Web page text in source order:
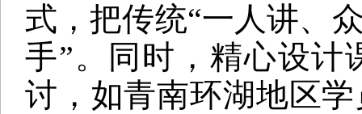
式，把传统“一人讲、
手”。同时，精心设计
讨，如青南环湖地区